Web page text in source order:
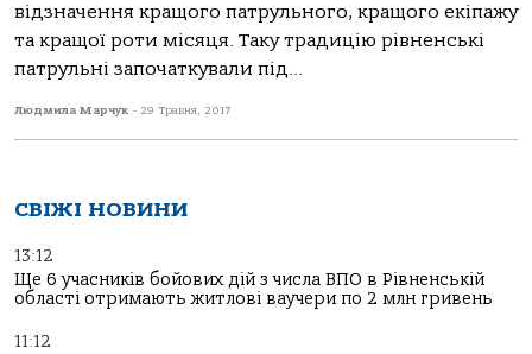
відзначення кращого патрульного, кращого екіпажу
та кращої роти місяця. Таку традицію рівненські
патрульні започаткували під...
Людмила Марчук - 29 Травня, 2017
СВІЖІ НОВИНИ
13:12
Ще 6 учасників бойових дій з числа ВПО в Рівненській
області отримають житлові ваучери по 2 млн гривень
11:12